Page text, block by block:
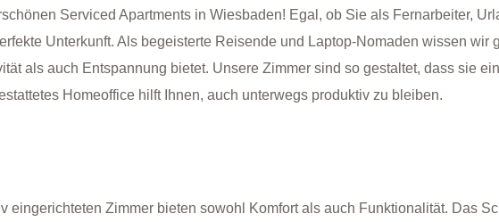
Serviced Apartments in Wiesbaden! Egal, ob Sie als Fernarbeiter,
Unterkunft. Als begeisterte Reisende und Laptop-Nomaden wissen wir
als auch Entspannung bietet. Unsere Zimmer sind so gestaltet, dass sie
Homeoffice hilft Ihnen, auch unterwegs produktiv zu bleiben.
eingerichteten Zimmer bieten sowohl Komfort als auch Funktionalität. Das